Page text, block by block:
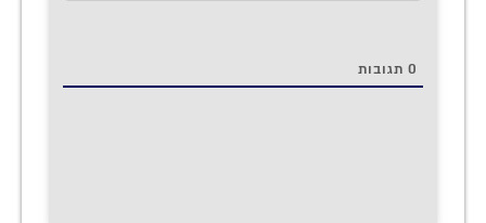
0 תגובות